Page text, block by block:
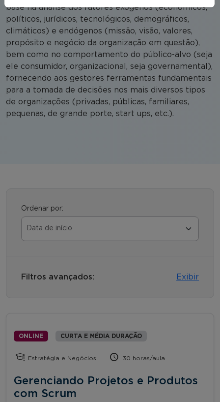
base na análise dos fatores exógenos (econômicos,
políticos, jurídicos, tecnológicos, demográficos,
climáticos) e endógenos (missão, visão, valores,
propósito e negócio da organização em questão),
bem como no comportamento do público-alvo (seja
ele consumidor, organizacional, seja governamental),
fornecendo aos gestores ferramentas fundamentais
para a tomada de decisões nos mais diversos tipos
de organizações (privadas, públicas, familiares,
pequenas, de grande porte, start ups, etc.).
Ordenar por:
Filtros avançados: Exibir
ONLINE CURTA E MÉDIA DURAÇÃO
Estratégia e Negócios 30 horas/aula
Gerenciando Projetos e Produtos
com Scrum